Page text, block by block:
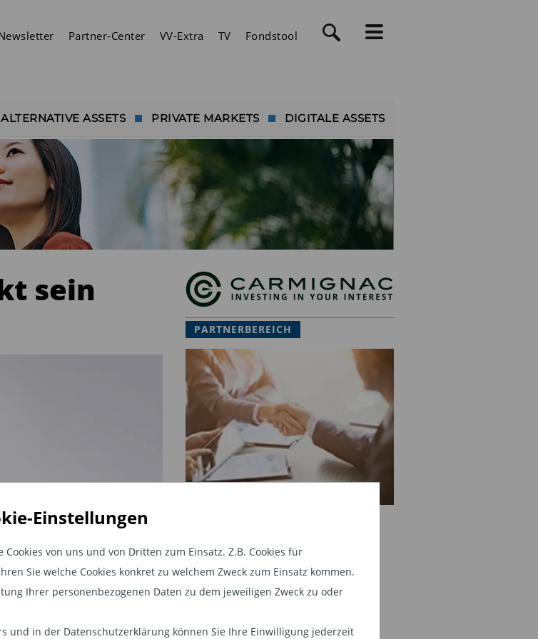
Einstellungen
von uns und von Dritten zum Einsatz. Z.B. Cookies für
Sie welche Cookies konkret zu welchem Zweck zum Einsatz kommen.
Ihrer personenbezogenen Daten zu dem jeweiligen Zweck zu oder
und in der Datenschutzerklärung können Sie Ihre Einwilligung jederzeit
Partner-Center VV-Extra TV Fondstool
ALTERNATIVE ASSETS PRIVATE MARKETS DIGITALE ASSETS
sein
Economy“
für seinen Fonds
PARTNERBEREICH